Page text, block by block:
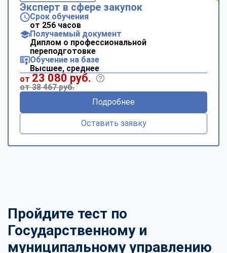
Эксперт в сфере закупок
Срок обучения
от 256 часов
Получаемый документ
Диплом о профессиональной
переподготовке
Обучение на базе
Высшее, среднее
от 23 080 руб.
от 38 467 руб.
Подробнее
Оставить заявку
Пройдите тест по
Государственному и
муниципальному управлению